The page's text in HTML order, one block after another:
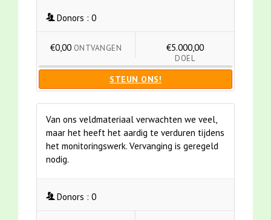
Donors : 0
€0,00 ONTVANGEN €5.000,00
DOEL
STEUN ONS!
Van ons veldmateriaal verwachten we veel,
maar het heeft het aardig te verduren tijdens
het monitoringswerk. Vervanging is geregeld
nodig.
Donors : 0